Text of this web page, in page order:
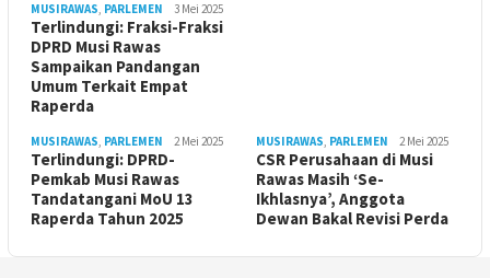
MUSIRAWAS, PARLEMEN 3 Mei 2025
Terlindungi: Fraksi-Fraksi
DPRD Musi Rawas
Sampaikan Pandangan
Umum Terkait Empat
Raperda
MUSIRAWAS, PARLEMEN 2 Mei 2025
Terlindungi: DPRD-
Pemkab Musi Rawas
Tandatangani MoU 13
Raperda Tahun 2025
MUSIRAWAS, PARLEMEN 2 Mei 2025
CSR Perusahaan di Musi
Rawas Masih ‘Se-
Ikhlasnya’, Anggota
Dewan Bakal Revisi Perda ‎